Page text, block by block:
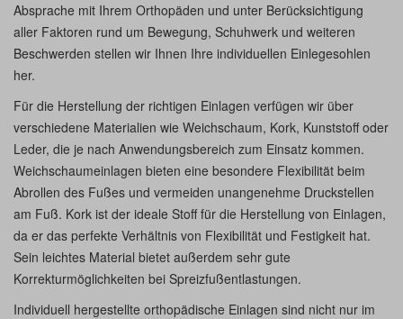
Absprache mit Ihrem Orthopäden und unter Berücksichtigung
aller Faktoren rund um Bewegung, Schuhwerk und weiteren
Beschwerden stellen wir Ihnen Ihre individuellen Einlegesohlen
her.
Für die Herstellung der richtigen Einlagen verfügen wir über
verschiedene Materialien wie Weichschaum, Kork, Kunststoff oder
Leder, die je nach Anwendungsbereich zum Einsatz kommen.
Weichschaumeinlagen bieten eine besondere Flexibilität beim
Abrollen des Fußes und vermeiden unangenehme Druckstellen
am Fuß. Kork ist der ideale Stoff für die Herstellung von Einlagen,
da er das perfekte Verhältnis von Flexibilität und Festigkeit hat.
Sein leichtes Material bietet außerdem sehr gute
Korrekturmöglichkeiten bei Spreizfußentlastungen.
Individuell hergestellte orthopädische Einlagen sind nicht nur im